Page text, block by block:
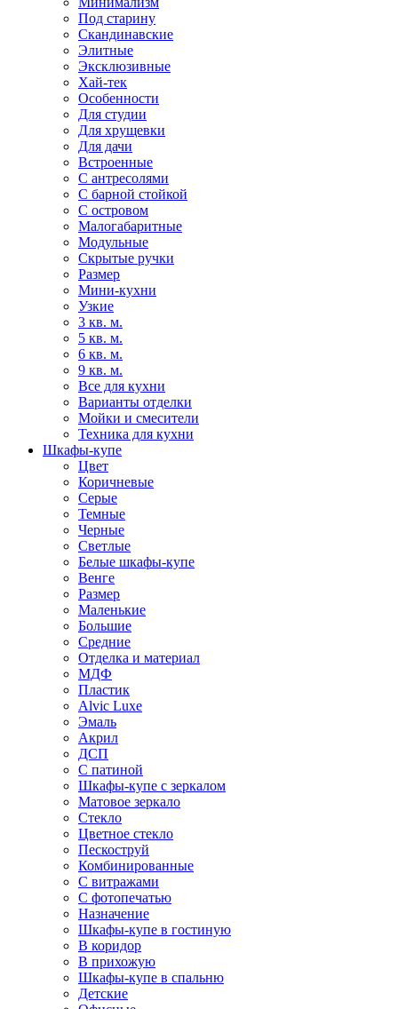
Под старину
Скандинавские
Элитные
Эксклюзивные
Хай-тек
Особенности
Для студии
Для хрущевки
Для дачи
Встроенные
С антресолями
С барной стойкой
С островом
Малогабаритные
Модульные
Скрытые ручки
Размер
Мини-кухни
Узкие
3 кв. м.
5 кв. м.
6 кв. м.
9 кв. м.
Все для кухни
Варианты отделки
Мойки и смесители
Техника для кухни
Шкафы-купе
Цвет
Коричневые
Серые
Темные
Черные
Светлые
Белые шкафы-купе
Венге
Размер
Маленькие
Большие
Средние
Отделка и материал
МДФ
Пластик
Alvic Luxe
Эмаль
Акрил
ДСП
С патиной
Шкафы-купе с зеркалом
Матовое зеркало
Стекло
Цветное стекло
Пескоструй
Комбинированные
С витражами
С фотопечатью
Назначение
Шкафы-купе в гостиную
В коридор
В прихожую
Шкафы-купе в спальню
Детские